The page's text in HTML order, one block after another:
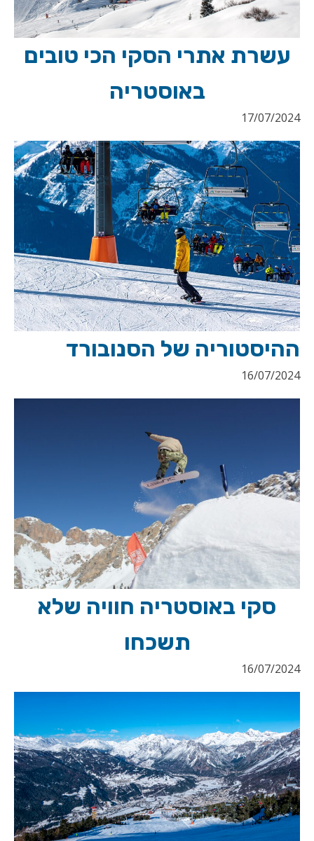
עשרת אתרי הסקי הכי טובים
באוסטריה
17/07/2024
ההיסטוריה של הסנובורד
16/07/2024
סקי באוסטריה חוויה שלא
תשכחו
16/07/2024